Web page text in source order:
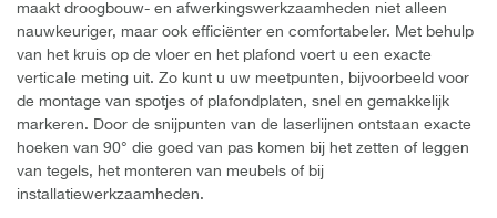
maakt droogbouw- en afwerkingswerkzaamheden niet alleen
nauwkeuriger, maar ook efficiënter en comfortabeler. Met behulp
van het kruis op de vloer en het plafond voert u een exacte
verticale meting uit. Zo kunt u uw meetpunten, bijvoorbeeld voor
de montage van spotjes of plafondplaten, snel en gemakkelijk
markeren. Door de snijpunten van de laserlijnen ontstaan exacte
hoeken van 90° die goed van pas komen bij het zetten of leggen
van tegels, het monteren van meubels of bij
installatiewerkzaamheden.